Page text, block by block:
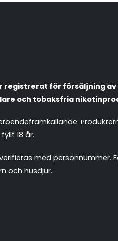
registrerat för försäljning
och tobaksfria
18 år.
med personnummer.
och husdjur.
Vitsnus